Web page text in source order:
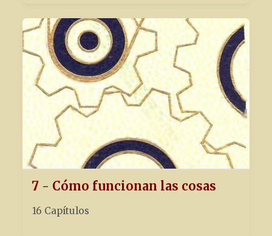
7 - Cómo funcionan las cosas
16 Capítulos